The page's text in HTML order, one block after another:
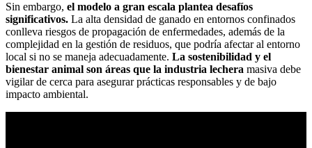
Sin embargo, el modelo a gran escala plantea desafíos
significativos. La alta densidad de ganado en entornos confinados
conlleva riesgos de propagación de enfermedades, además de la
complejidad en la gestión de residuos, que podría afectar al entorno
local si no se maneja adecuadamente. La sostenibilidad y el
bienestar animal son áreas que la industria lechera masiva debe
vigilar de cerca para asegurar prácticas responsables y de bajo
impacto ambiental.